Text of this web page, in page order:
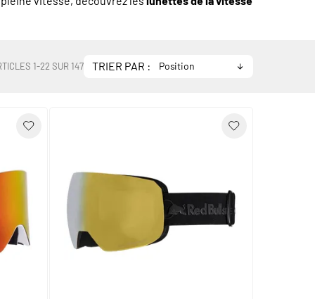
1-22 SUR 147 TRIER PAR :